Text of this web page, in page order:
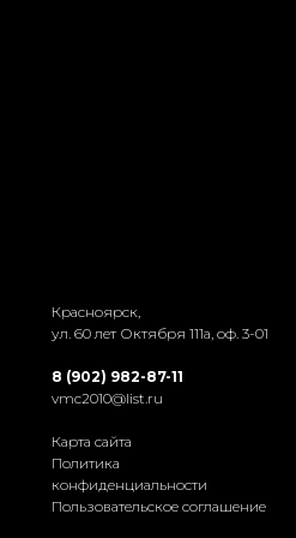
Красноярск,
ул. 60 лет Октября 111а, оф. 3-01
8 (902) 982-87-11
vmc2010@list.ru
Карта сайта
Политика
конфиденциальности
Пользовательское соглашение